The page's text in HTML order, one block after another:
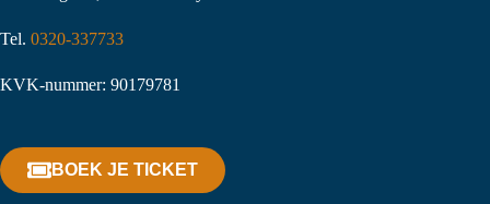
Tel. 0320-337733
KVK-nummer: 90179781
BOEK JE TICKET